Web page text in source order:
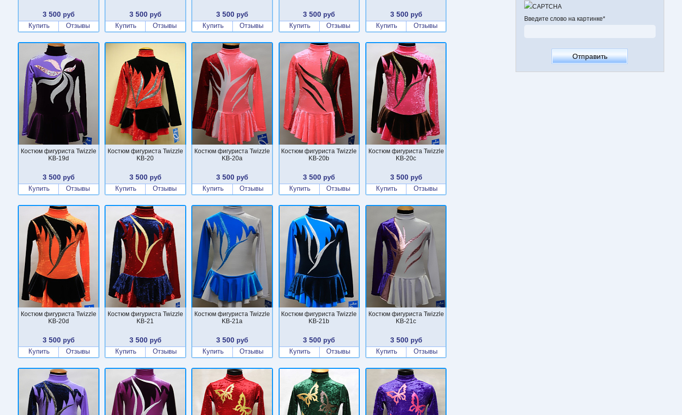
Введите слово на картинке*
3 500руб
Купить
Отзывы
3 500руб
Купить
Отзывы
3 500 руб
Купить
Отзывы
3 500 руб
Купить
Отзывы
3 500руб
Купить
Отзывы
Костюм фигуриста Twizzle
KB-19d
3 500руб
Купить
Отзывы
Костюм фигуриста Twizzle
KB-20
3 500руб
Купить
Отзывы
Костюм фигуриста Twizzle
KB-20a
3 500 руб
Купить
Отзывы
Костюм фигуриста Twizzle
KB-20b
3 500 руб
Купить
Отзывы
Костюм фигуриста Twizzle
KB-20c
3 500руб
Купить
Отзывы
Костюм фигуриста Twizzle
KB-20d
3 500руб
Купить
Отзывы
Костюм фигуриста Twizzle
KB-21
3 500руб
Купить
Отзывы
Костюм фигуриста Twizzle
KB-21a
3 500 руб
Купить
Отзывы
Костюм фигуриста Twizzle
KB-21b
3 500 руб
Купить
Отзывы
Костюм фигуриста Twizzle
KB-21c
3 500руб
Купить
Отзывы